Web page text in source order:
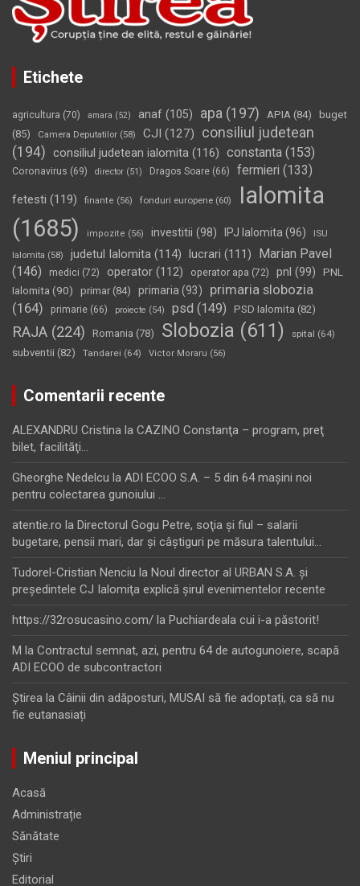
Etichete
agricultura (70) amara (52) anaf (105) apa (197) APIA (84)
buget
(85)
Camera Deputatilor (58) CJI (127)
consiliul judetean
(194) consiliul judetean ialomita (116) constanta (153)
Coronavirus (69) director (51) Dragos Soare (66) fermieri (133)
fetesti (119) finante (56) fonduri europene (60)
Ialomita
(1685)
impozite (56) investitii (98) IPJ Ialomita (96) ISU
Ialomita (58) judetul Ialomita (114) lucrari (111)
Marian Pavel
(146)
medici (72) operator (112) operator apa (72) pnl (99)
PNL
Ialomita (90) primar(84) primaria (93)
primaria slobozia
(164)
primarie (66) proiecte (54) psd (149) PSD Ialomita (82)
RAJA (224) Romania (78) Slobozia (611) spital (64)
subventii (82) Tandarei (64) Victor Moraru (56)
Comentarii recente
ALEXANDRU Cristina la CAZINO Constanţa – program, preţ
bilet, facilităţi…
Gheorghe Nedelcu la ADI ECOO S.A. – 5 din 64 maşini noi
pentru colectarea gunoiului …
atentie.ro la Directorul Gogu Petre, soţia şi fiul – salarii
bugetare, pensii mari, dar şi câştiguri pe măsura talentului…
Tudorel-Cristian Nenciu la Noul director al URBAN S.A. şi
preşedintele CJ Ialomiţa explică şirul evenimentelor recente
https://32rosucasino.com/ la Puchiardeala cui i-a păstorit!
M la Contractul semnat, azi, pentru 64 de autogunoiere, scapă
ADI ECOO de subcontractori
Ştirea la Câinii din adăposturi, MUSAI să fie adoptați, ca să nu
fie eutanasiați
Meniul principal
Acasă
Administrație
Sănătate
Știri
Editorial